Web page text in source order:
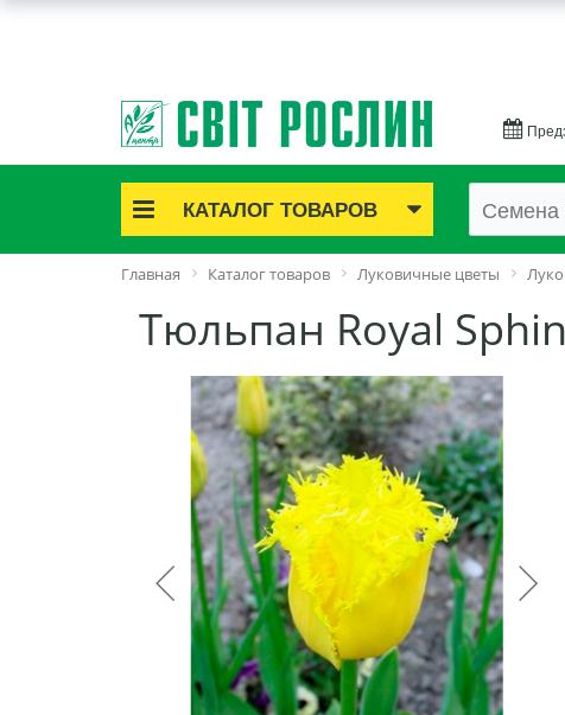
КАТАЛОГ ТОВАРОВ
Акционные товары
Саженцы роз
Лук и чеснок
Семенной картофель
Семена и рассада
Саженцы декоративные
Средства защиты растений
Удобрения
Для комнатных растений
Для ландшафтного дизайна
Для полива
Инструменты и инвентарь
Виноделие
Главная Каталог товаров Луковичные цветы
Тюльпан Royal